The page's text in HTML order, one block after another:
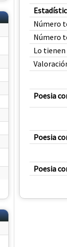
Número
Número
Lo
Poesia
Poesia
Poesia